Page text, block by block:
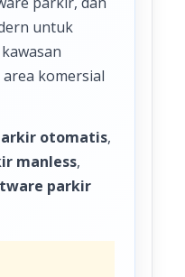
untuk
komersial
otomatis,
manless,
parkir